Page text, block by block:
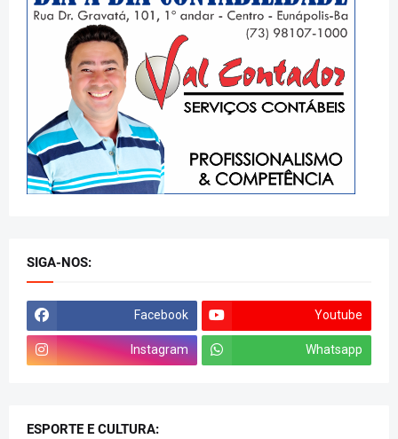
SIGA-NOS:
Facebook Youtube
Instagram Whatsapp
ESPORTE E CULTURA: